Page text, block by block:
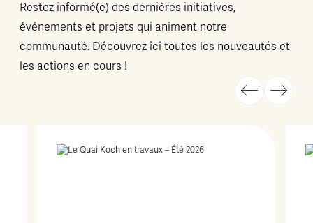
Restez informé(e) des dernières initiatives,
événements et projets qui animent notre
communauté. Découvrez ici toutes les nouveautés et
les actions en cours !